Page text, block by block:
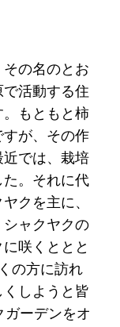
の名のとお
活動する住
もともと柿
が、その作
では、栽培
。それに代
クを主に、
ャクヤクの
咲くととと
の方に訪れ
しようと皆
ガーデンをオ